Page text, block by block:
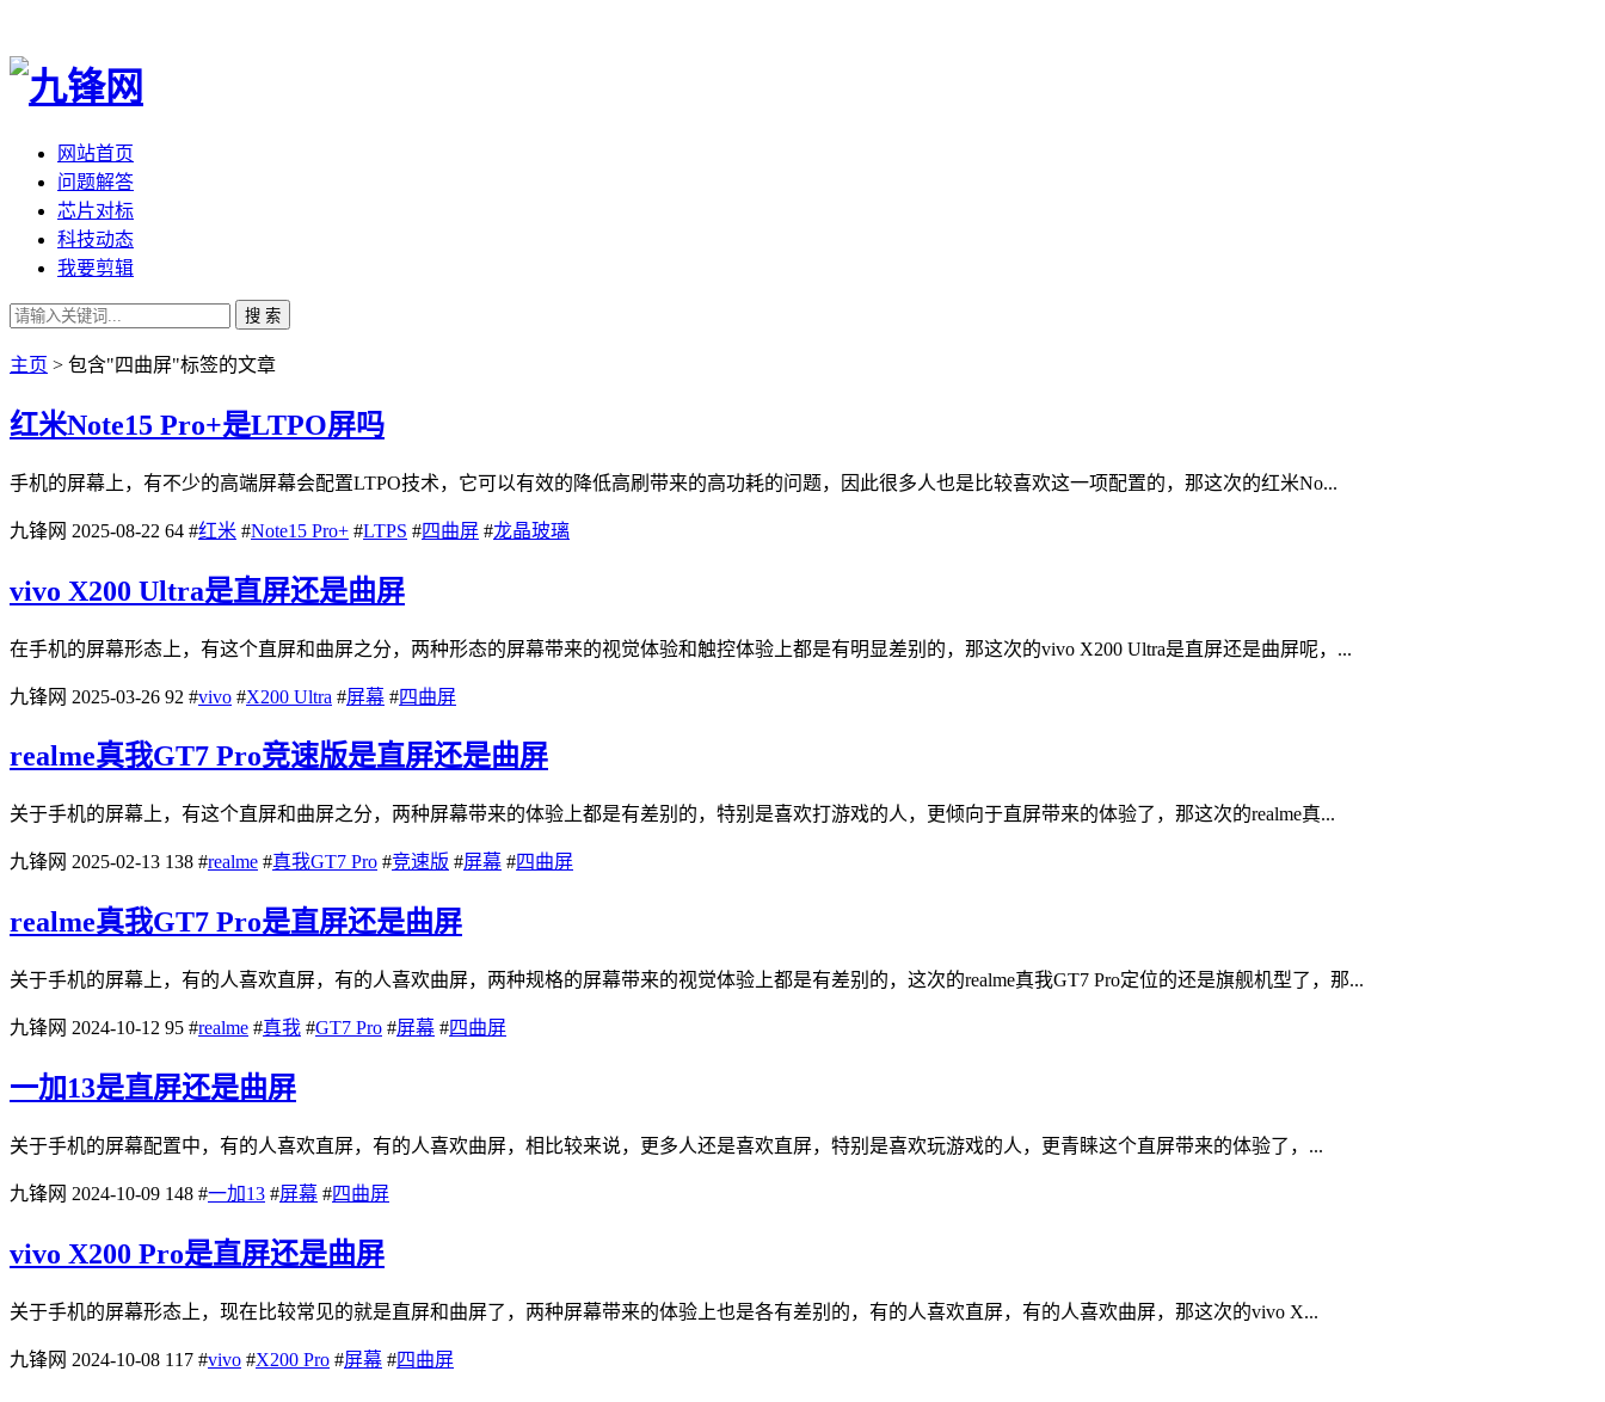
网站首页
问题解答
芯片对标
科技动态
我要剪辑
搜 索
主页 > 包含"四曲屏"标签的文章
红米Note15 Pro+是LTPO屏吗
手机的屏幕上，有不少的高端屏幕会配置LTPO技术，它可以有效的降低高刷带来的高功耗的问题，因此很多人也是比较喜欢这一项配置的，那这次的红米No...
九锋网 2025-08-22 64 #红米 #Note15 Pro+ #LTPS #四曲屏 #龙晶玻璃
vivo X200 Ultra是直屏还是曲屏
在手机的屏幕形态上，有这个直屏和曲屏之分，两种形态的屏幕带来的视觉体验和触控体验上都是有明显差别的，那这次的vivo X200 Ultra是直屏还是曲屏呢，...
九锋网 2025-03-26 92 #vivo #X200 Ultra #屏幕 #四曲屏
realme真我GT7 Pro竞速版是直屏还是曲屏
关于手机的屏幕上，有这个直屏和曲屏之分，两种屏幕带来的体验上都是有差别的，特别是喜欢打游戏的人，更倾向于直屏带来的体验了，那这次的realme真...
九锋网 2025-02-13 138 #realme #真我GT7 Pro #竞速版 #屏幕 #四曲屏
realme真我GT7 Pro是直屏还是曲屏
关于手机的屏幕上，有的人喜欢直屏，有的人喜欢曲屏，两种规格的屏幕带来的视觉体验上都是有差别的，这次的realme真我GT7 Pro定位的还是旗舰机型了，那...
九锋网 2024-10-12 95 #realme #真我 #GT7 Pro #屏幕 #四曲屏
一加13是直屏还是曲屏
关于手机的屏幕配置中，有的人喜欢直屏，有的人喜欢曲屏，相比较来说，更多人还是喜欢直屏，特别是喜欢玩游戏的人，更青睐这个直屏带来的体验了，...
九锋网 2024-10-09 148 #一加13 #屏幕 #四曲屏
vivo X200 Pro是直屏还是曲屏
关于手机的屏幕形态上，现在比较常见的就是直屏和曲屏了，两种屏幕带来的体验上也是各有差别的，有的人喜欢直屏，有的人喜欢曲屏，那这次的vivo X...
九锋网 2024-10-08 117 #vivo #X200 Pro #屏幕 #四曲屏